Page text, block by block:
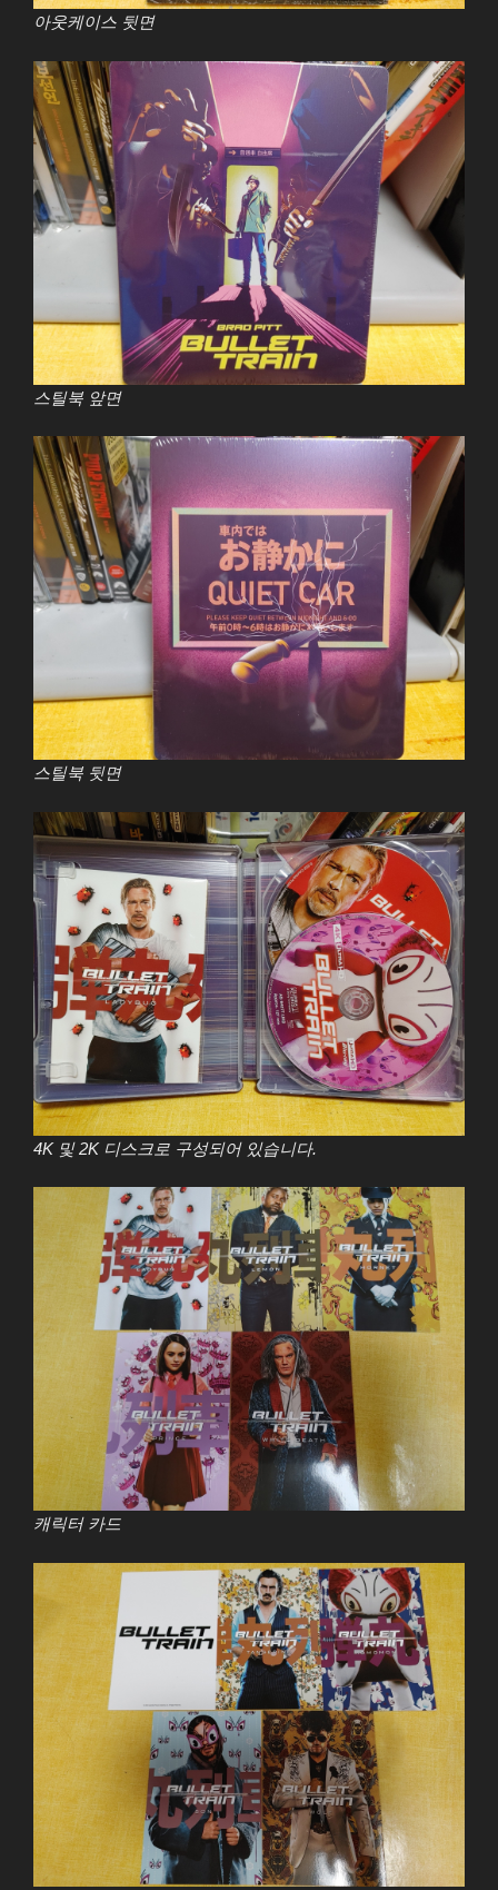
아웃케이스 뒷면
스틸북 앞면
스틸북 뒷면
4K 및 2K 디스크로 구성되어 있습니다.
캐릭터 카드